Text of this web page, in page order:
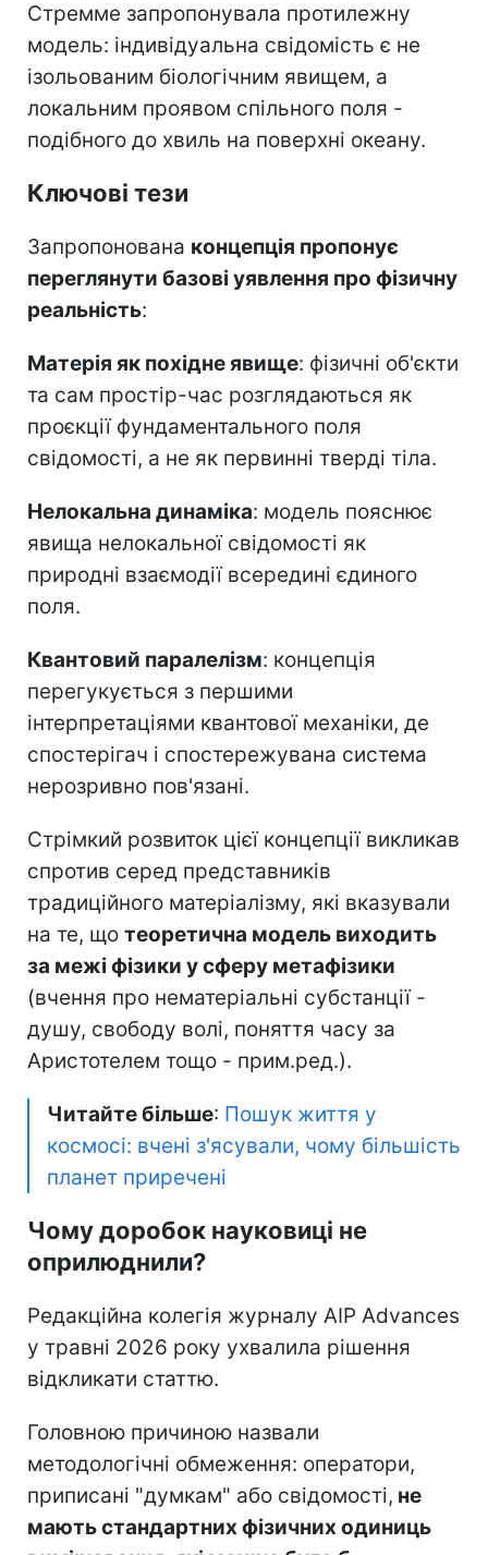
Стремме запропонувала протилежну
модель: індивідуальна свідомість є не
ізольованим біологічним явищем, а
локальним проявом спільного поля -
подібного до хвиль на поверхні океану.
Ключові тези
Запропонована концепція пропонує
переглянути базові уявлення про фізичну
реальність:
Матерія як похідне явище: фізичні об'єкти
та сам простір-час розглядаються як
проєкції фундаментального поля
свідомості, а не як первинні тверді тіла.
Нелокальна динаміка: модель пояснює
явища нелокальної свідомості як
природні взаємодії всередині єдиного
поля.
Квантовий паралелізм: концепція
перегукується з першими
інтерпретаціями квантової механіки, де
спостерігач і спостережувана система
нерозривно пов'язані.
Стрімкий розвиток цієї концепції викликав
спротив серед представників
традиційного матеріалізму, які вказували
на те, що теоретична модель виходить
за межі фізики у сферу метафізики
(вчення про нематеріальні субстанції -
душу, свободу волі, поняття часу за
Аристотелем тощо - прим.ред.).
Читайте більше: Пошук життя у
космосі: вчені з'ясували, чому більшість
планет приречені
Чому доробок науковиці не
оприлюднили?
Редакційна колегія журналу AIP Advances
у травні 2026 року ухвалила рішення
відкликати статтю.
Головною причиною назвали
методологічні обмеження: оператори,
приписані "думкам" або свідомості, не
мають стандартних фізичних одиниць